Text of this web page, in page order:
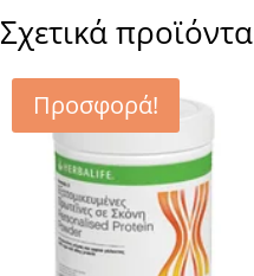
Σχετικά προϊόντα
Προσφορά!